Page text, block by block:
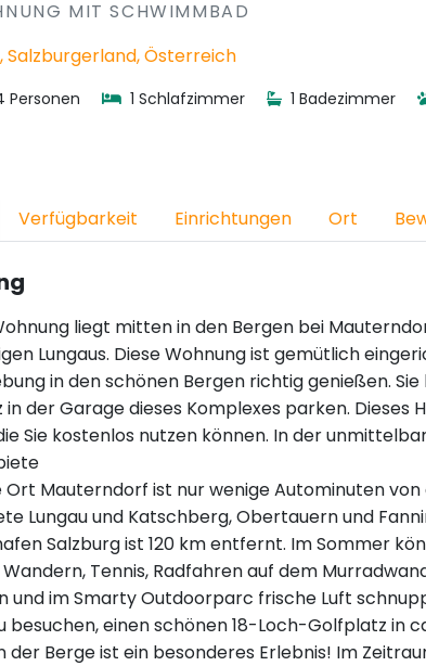
MIT SCHWIMMBAD
Salzburgerland, Österreich
Personen 1 Schlafzimmer 1 Badezimmer
Verfügbarkeit Einrichtungen Ort
liegt mitten in den Bergen bei
Lungaus. Diese Wohnung ist gemütlich
in den schönen Bergen richtig genießen.
der Garage dieses Komplexes parken. Dieses
Sie kostenlos nutzen können. In der
Mauterndorf ist nur wenige Autominuten
Lungau und Katschberg, Obertauern und
Salzburg ist 120 km entfernt. Im Sommer
Tennis, Radfahren auf dem
und im Smarty Outdoorparc frische Luft
besuchen, einen schönen 18-Loch-Golfplatz in
Berge ist ein besonderes Erlebnis! Im